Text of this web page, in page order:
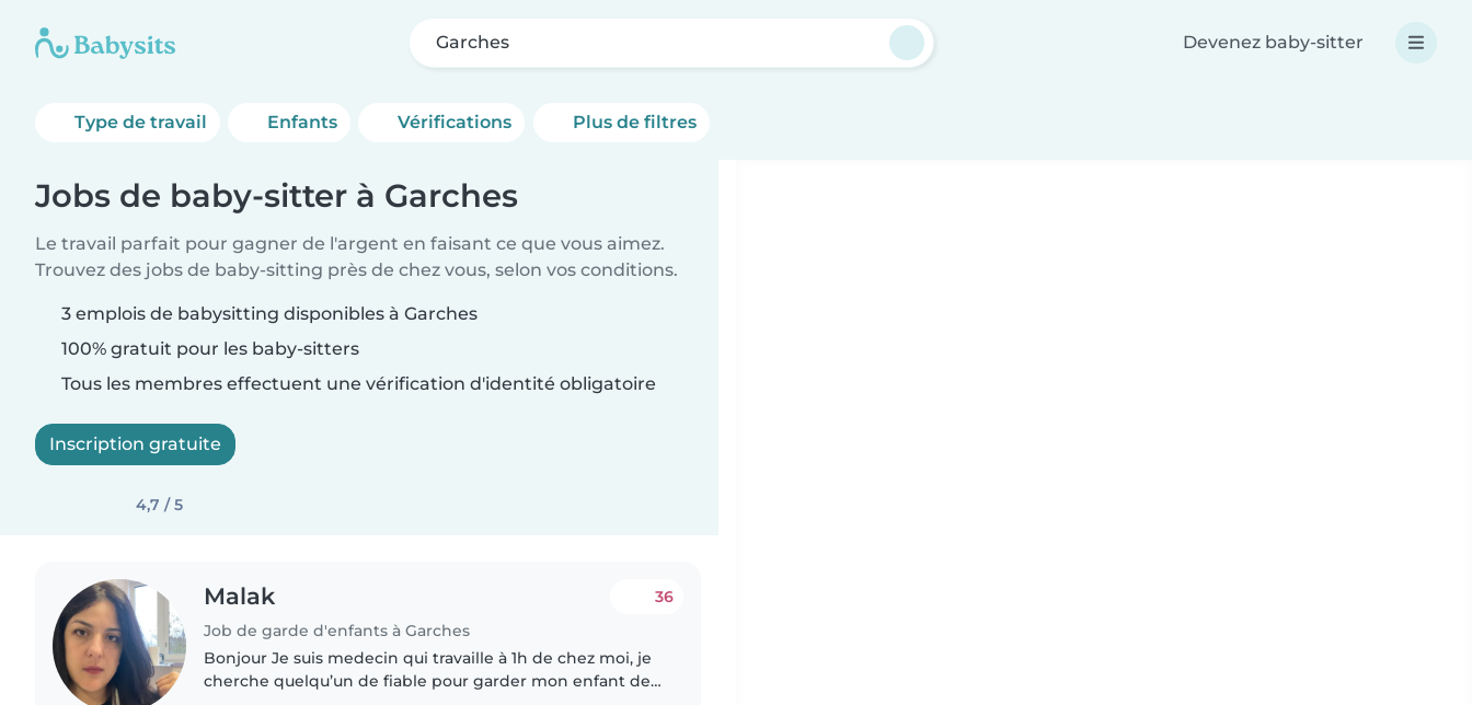
Garches Devenez baby-sitter
Type de travail Enfants Vérifications Plus de filtres
Jobs de baby-sitter à Garches
Le travail parfait pour gagner de l'argent en faisant ce que vous aimez.
Trouvez des jobs de baby-sitting près de chez vous, selon vos conditions.
3 emplois de babysitting disponibles à Garches
100% gratuit pour les baby-sitters
Tous les membres effectuent une vérification d'identité obligatoire
Inscription gratuite
4,7 / 5
Malak
Job de garde d'enfants à Garches
36
Bonjour Je suis medecin qui travaille à 1h de chez moi, je
cherche quelqu’un de fiable pour garder mon enfant de